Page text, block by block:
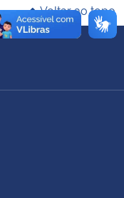
Voltar ao topo